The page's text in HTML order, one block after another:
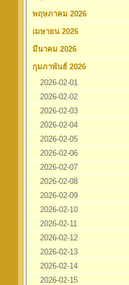
พฤษภาคม 2026
เมษายน 2026
มีนาคม 2026
กุมภาพันธ์ 2026
2026-02-01
2026-02-02
2026-02-03
2026-02-04
2026-02-05
2026-02-06
2026-02-07
2026-02-08
2026-02-09
2026-02-10
2026-02-11
2026-02-12
2026-02-13
2026-02-14
2026-02-15